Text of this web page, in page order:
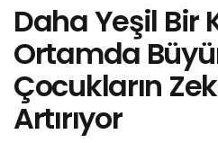
Daha Yeşil Bir
Ortamda
Çocukların
Artırıyor